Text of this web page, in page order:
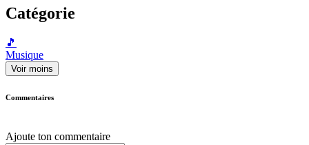
Catégorie
🎵
Musique
Voir moins
Commentaires
Ajoute ton commentaire